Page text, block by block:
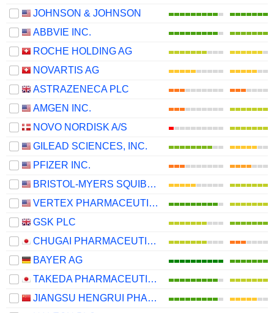
JOHNSON & JOHNSON
ABBVIE INC.
ROCHE HOLDING AG
NOVARTIS AG
ASTRAZENECA PLC
AMGEN INC.
NOVO NORDISK A/S
GILEAD SCIENCES, INC.
PFIZER INC.
BRISTOL-MYERS SQUIBB COMPANY
VERTEX PHARMACEUTICALS INCORPORATED
GSK PLC
CHUGAI PHARMACEUTICAL CO., LTD.
BAYER AG
TAKEDA PHARMACEUTICAL COMPANY LIMITED
JIANGSU HENGRUI PHARMACEUTICALS CO.,LTD